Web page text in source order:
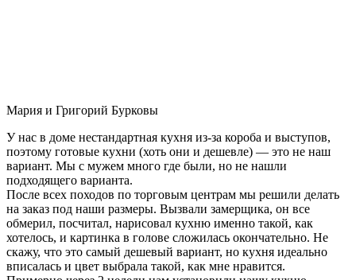
Мария и Григорий Бурковы
У нас в доме нестандартная кухня из-за короба и выступов,
поэтому готовые кухни (хоть они и дешевле) — это не наш
вариант. Мы с мужем много где были, но не нашли
подходящего варианта.
После всех походов по торговым центрам мы решили делать
на заказ под наши размеры. Вызвали замерщика, он все
обмерил, посчитал, нарисовал кухню именно такой, как
хотелось, и картинка в голове сложилась окончательно. Не
скажу, что это самый дешевый вариант, но кухня идеально
вписалась и цвет выбрала такой, как мне нравится.